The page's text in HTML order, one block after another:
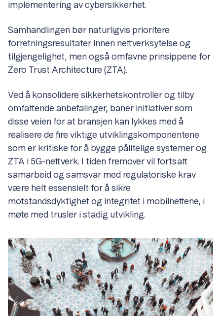
implementering av cybersikkerhet.
Samhandlingen bør naturligvis prioritere
forretningsresultater innen nettverksytelse og
tilgjengelighet, men også omfavne prinsippene for
Zero Trust Architecture (ZTA).
Ved å konsolidere sikkerhetskontroller og tilby
omfattende anbefalinger, baner initiativer som
disse veien for at bransjen kan lykkes med å
realisere de fire viktige utviklingskomponentene
som er kritiske for å bygge pålitelige systemer og
ZTA i 5G-nettverk. I tiden fremover vil fortsatt
samarbeid og samsvar med regulatoriske krav
være helt essensielt for å sikre
motstandsdyktighet og integritet i mobilnettene, i
møte med trusler i stadig utvikling.